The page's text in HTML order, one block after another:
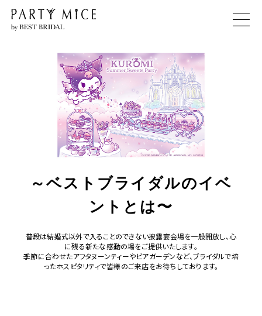
～ベストブライダルのイベ
ントとは〜
普段は結婚式以外で入ることのできない披露宴会場を一般開放し、心
に残る新たな感動の場をご提供いたします。
季節に合わせたアフタヌーンティーやビアガーデンなど、ブライダルで培
ったホスピタリティで皆様のご来店をお待ちしております。